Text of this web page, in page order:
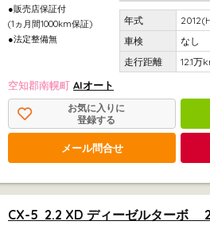
●販売店保証付
(1ヵ月間1000km保証)
●法定整備無
なし
12.1万
空知郡南幌町 AIオート
お気に入りに
登録する
メール問合せ
CX-5 2.2 XD ディーゼルターボ